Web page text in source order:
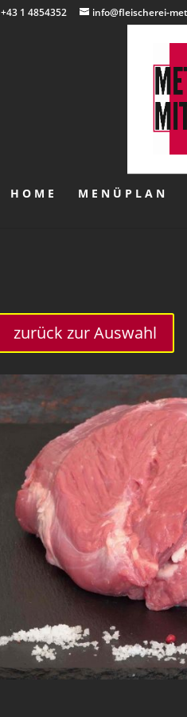
+43 1 4854352 info@fleischerei-
HOME MENÜPLAN
zurück zur Auswahl